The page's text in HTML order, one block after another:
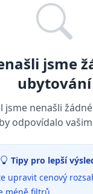
jsme
ubytování
jsme nenašli
odpovídalo
Tipy pro lepší
upravit cenový
méně filtrů